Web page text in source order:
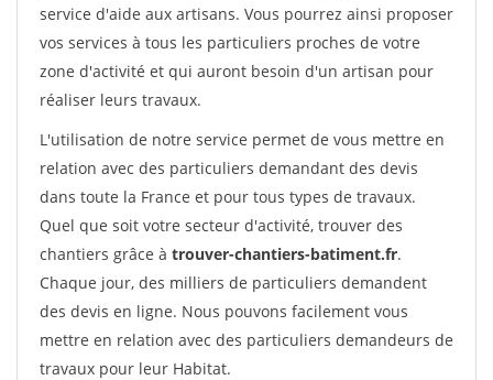
service d'aide aux artisans. Vous pourrez ainsi proposer
vos services à tous les particuliers proches de votre
zone d'activité et qui auront besoin d'un artisan pour
réaliser leurs travaux.
L'utilisation de notre service permet de vous mettre en
relation avec des particuliers demandant des devis
dans toute la France et pour tous types de travaux.
Quel que soit votre secteur d'activité, trouver des
chantiers grâce à trouver-chantiers-batiment.fr.
Chaque jour, des milliers de particuliers demandent
des devis en ligne. Nous pouvons facilement vous
mettre en relation avec des particuliers demandeurs de
travaux pour leur Habitat.